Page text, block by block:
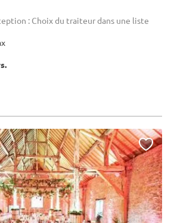
: Choix du traiteur dans une liste